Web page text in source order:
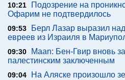
10:21
Подозрение на
Офарим не подтвердилось
09:53
Берл Лазар выразил
евреев из Израиля в
09:30
Maan: Бен-Гвир вновь
палестинским заключенным
09:04 На Аляске произошло